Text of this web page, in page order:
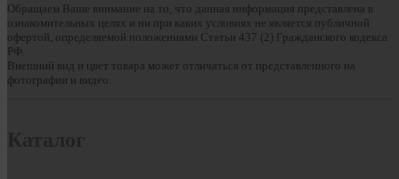
Обращаем Ваше внимание на то, что данная информация представлена в
ознакомительных целях и ни при каких условиях не является публичной
офертой, определяемой положениями Статьи 437 (2) Гражданского кодекса
РФ.
Внешний вид и цвет товара может отличаться от представленного на
фотографии и видео.